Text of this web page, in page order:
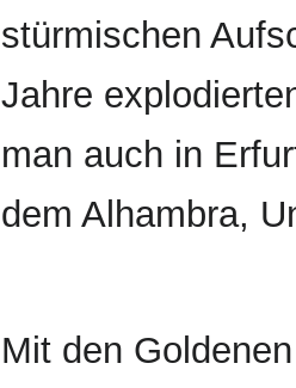
stürmischen
Jahre
man auch in
dem Alhambra,
Mit den